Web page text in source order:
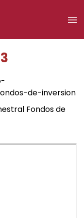
de-inversion
Fondos de